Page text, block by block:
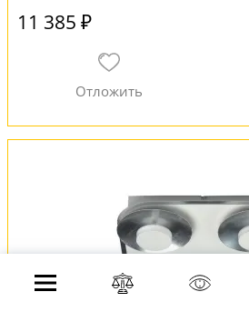
11 385 ₽